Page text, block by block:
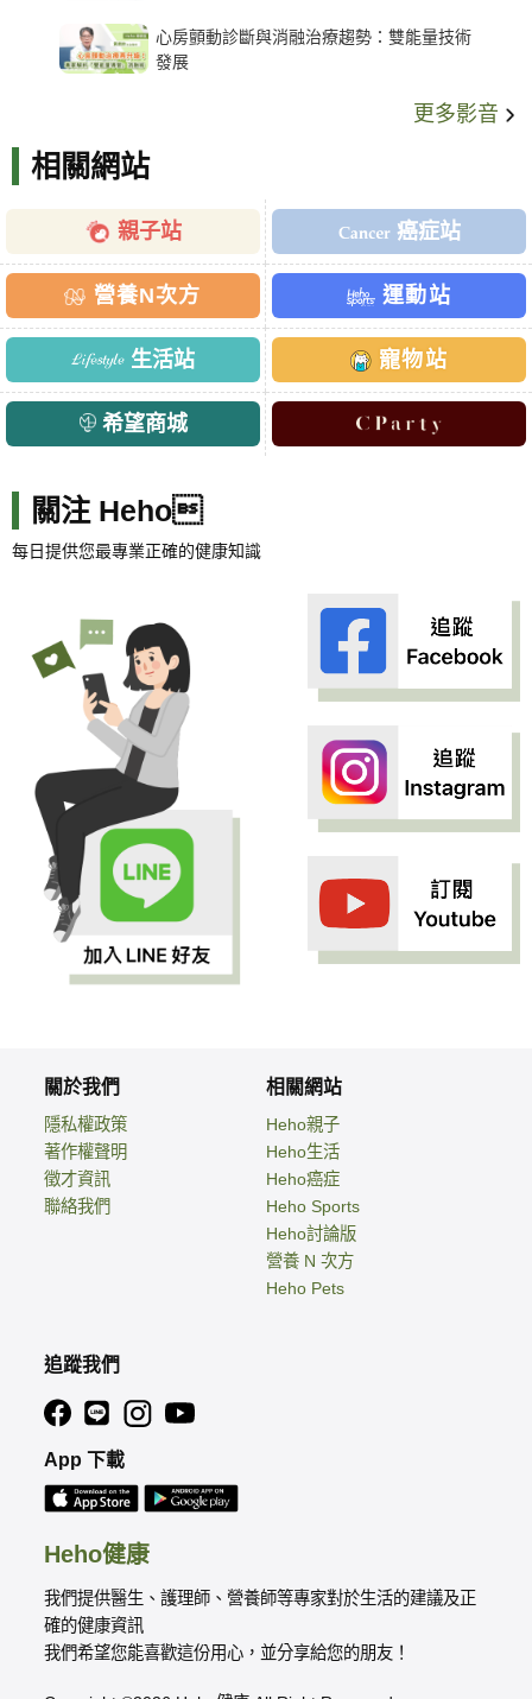
心房顫動診斷與消融治療趨勢：雙能量技術
發展
更多影音
相關網站
親子站 癌症站
營養N次方 運動站
生活站 寵物站
希望商城
關注 Heho
每日提供您最專業正確的健康知識
Heho健康
我們提供醫生、護理師、營養師等專家對於生活的建議及正
確的健康資訊
我們希望您能喜歡這份用心，並分享給您的朋友！
關於我們
隱私權政策
著作權聲明
徵才資訊
聯絡我們
相關網站
Heho親子
Heho生活
Heho癌症
Heho Sports
Heho討論版
營養 N 次方
Heho Pets
追蹤我們
App 下載